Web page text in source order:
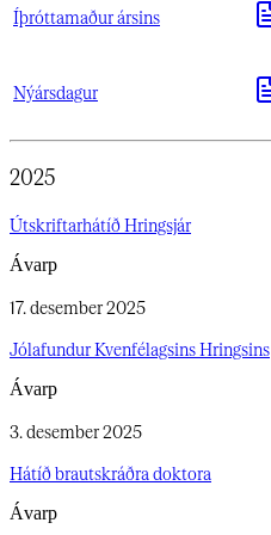
Íþróttamaður ársins​​​​‌ ‍ ​‍​‍‌‍ ‌ ​‍‌‍‍‌‌‍‌ ‌‍‍‌‌‍ ‍​‍​‍​ ‍‍​‍​‍‌ ​ ‌‍​‌‌‍ ‍‌‍‍‌‌ ‌​‌ ‍‌​‍ ‍‌‍‍‌‌‍ ​‍​‍​‍ ​​‍​‍‌‍‍​‌ ​‍‌‍‌‌‌‍‌‍​‍​‍​ ‍‍​‍​‍‌‍‍​‌ ‌​‌ ‌​‌ ​​‌ ​ ​‍ ​‍ ‌‍‌‍‌‍ ‌ ​‍‌ ​ ‌‍‌‌‌ ‌​‌‍‍‌​‍ ‌‌‍‍‌‌ ​ ‌‍ ​‌‍​‌‌‍ ‍‌‍‌​‌ ​ ​‍ ‍‌ ‌‍‌‍‌‌‌ ​‍‌‍​ ‌‍‌‌‌‍ ​​‍ ‍‌‍​‌‌ ​​‌ ​​​‍ ‌ ​ ‌ ‌​‌ ‌‌‌‍‌​‌‍‍‌‌‍ ​‍ ‌‍‍‌‌‍ ‍‌ ‌​‌‍‌‌‌‍ ‍‌ ‌​​‍ ‌‍‌‌‌‍‌​‌‍‍‌‌ ‌​​‍ ‌‍ ‌‌‍ ‌‍‌​‌‍‌‌​ ‌‌ ​​‌ ​‍‌‍‌‌‌ ​ ‌‍‌‌‌‍ ‍‌ ‌​‌‍​‌‌ ‌​‌‍‍‌‌‍ ‌‍ ‍​ ‍ ‌‍‍‌‌‍‌​​ ‌​ ‌‌‌‍‌​​ ‌ ‌‍​‌‌‍‌‌‌‍‌‍​ ‍​‌‍‌‍​‍ ‌‌‍​‌‌‍​‍​ ‌ ‌‍​ ​‍ ‌​ ‌​​ ‌‍​ ‍‌‌‍​ ​‍ ‌​ ‍​​ ‌​​ ‌​‌‍​ ​‍ ‌​ ​‌​ ‍‌‌‍‌‌‌‍‌​‌‍‌​‌‍‌‌‌‍​‍​ ‌ ​ ​‌​ ‌‌‌‍‌‍​ ​‌​ ‍ ‌ ‌​‌ ‍‌‌ ​​‌‍‌‌​ ‌‌ ​ ‌ ​​‌‍‌‌‌‍‌‌‌‍​ ‌‍‍​​ ‍ ‌ ​​‌‍​‌‌ ‌​‌‍‍​​ ‌‌ ‌​‌‍‍‌‌ ‌​‌‍ ​‌‍‌‌​ ‌‍​‍‌‍​‌‌ ​ ‌‍‌‌‌‌‌‌‌ ​‍‌‍ ​​ ‌‌‍‍​‌ ‌​‌ ‌​‌ ​​‌ ​ ​‍‌‌​ ​‍‌​‌‍​‍‌‌​ ​‍‌​‌‍‌‍‌‍‌‍ ‌ ​‍‌ ​ ‌‍‌‌‌ ‌​‌‍‍‌​‍ ‌‌‍‍‌‌ ​ ‌‍ ​‌‍​‌‌‍ ‍‌‍‌​‌ ​ ​‍ ‍‌ ‌‍‌‍‌‌‌ ​‍‌‍​ ‌‍‌‌‌‍ ​​‍ ‍‌‍​‌‌ ​​‌ ​​​‍‌‌​ ​‍‌​‌‍‌ ​ ‌ ‌​‌ ‌‌‌‍‌​‌‍‍‌‌‍ ​‍‌‍‌‍‍‌‌‍‌​​ ‌​ ‌‌‌‍‌​​ ‌ ‌‍​‌‌‍‌‌‌‍‌‍​ ‍​‌‍‌‍​‍ ‌‌‍​‌‌‍​‍​ ‌ ‌‍​ ​‍ ‌​ ‌​​ ‌‍​ ‍‌‌‍​ ​‍ ‌​ ‍​​ ‌​​ ‌​‌‍​ ​‍ ‌​ ​‌​ ‍‌‌‍‌‌‌‍‌​‌‍‌​‌‍‌‌‌‍​‍​ ‌ ​ ​‌​ ‌‌‌‍‌‍​ ​‌​‍‌‍‌ ‌​‌ ‍‌‌ ​​‌‍‌‌​ ‌‌ ​ ‌ ​​‌‍‌‌‌‍‌‌‌‍​ ‌‍‍​​‍‌‍‌ ​​‌‍​‌‌ ‌​‌‍‍​​ ‌‌ ‌​‌‍‍‌‌ ‌​‌‍ ​‌‍‌‌​‍‌‍‌ ​​‌‍‌‌‌ ​‍‌ ​ ‌ ​​‌‍‌‌‌‍​ ‌ ‌​‌‍‍‌‌ ‌‍‌‍‌‌​ ‌‌ ​​‌ ‌‌‌‍​‍‌‍ ​‌‍‍‌‌ ​ ‌‍‍​‌‍‌‌‌‍‌​​‍​‍‌ ‌
Nýársdagur​​​​‌ ‍ ​‍​‍‌‍ ‌ ​‍‌‍‍‌‌‍‌ ‌‍‍‌‌‍ ‍​‍​‍​ ‍‍​‍​‍‌ ​ ‌‍​‌‌‍ ‍‌‍‍‌‌ ‌​‌ ‍‌​‍ ‍‌‍‍‌‌‍ ​‍​‍​‍ ​​‍​‍‌‍‍​‌ ​‍‌‍‌‌‌‍‌‍​‍​‍​ ‍‍​‍​‍‌‍‍​‌ ‌​‌ ‌​‌ ​​‌ ​ ​‍ ​‍ ‌‍‌‍‌‍ ‌ ​‍‌ ​ ‌‍‌‌‌ ‌​‌‍‍‌​‍ ‌‌‍‍‌‌ ​ ‌‍ ​‌‍​‌‌‍ ‍‌‍‌​‌ ​ ​‍ ‍‌ ‌‍‌‍‌‌‌ ​‍‌‍​ ‌‍‌‌‌‍ ​​‍ ‍‌‍​‌‌ ​​‌ ​​​‍ ‌ ​ ‌ ‌​‌ ‌‌‌‍‌​‌‍‍‌‌‍ ​‍ ‌‍‍‌‌‍ ‍‌ ‌​‌‍‌‌‌‍ ‍‌ ‌​​‍ ‌‍‌‌‌‍‌​‌‍‍‌‌ ‌​​‍ ‌‍ ‌‌‍ ‌‍‌​‌‍‌‌​ ‌‌ ​​‌ ​‍‌‍‌‌‌ ​ ‌‍‌‌‌‍ ‍‌ ‌​‌‍​‌‌ ‌​‌‍‍‌‌‍ ‌‍ ‍​ ‍ ‌‍‍‌‌‍‌​​ ‌‌‍‌‍​ ​​​ ‍‌‌‍​ ​ ‌ ​ ‌ ​ ‌‍​ ‌ ​‍ ‌‌‍​‍​ ​‌​ ‌‍​ ​‍​‍ ‌​ ‌​​ ​‍‌‍​‌​ ‌ ​‍ ‌‌‍​‌​ ‍​​ ​‍‌‍‌‍​‍ ‌​ ‍‌‌‍​‍​ ​‍​ ‍​​ ‌‍​ ‍‌‌‍‌‍‌‍‌​​ ‍​‌‍‌‍​ ‌ ​ ​​​ ‍ ‌ ‌​‌ ‍‌‌ ​​‌‍‌‌​ ‌‌ ​ ‌ ​​‌‍‌‌‌‍‌‌‌‍​ ‌‍‍​​ ‍ ‌ ​​‌‍​‌‌ ‌​‌‍‍​​ ‌‌ ‌​‌‍‍‌‌ ‌​‌‍ ​‌‍‌‌​ ‌‍​‍‌‍​‌‌ ​ ‌‍‌‌‌‌‌‌‌ ​‍‌‍ ​​ ‌‌‍‍​‌ ‌​‌ ‌​‌ ​​‌ ​ ​‍‌‌​ ​‍‌​‌‍​‍‌‌​ ​‍‌​‌‍‌‍‌‍‌‍ ‌ ​‍‌ ​ ‌‍‌‌‌ ‌​‌‍‍‌​‍ ‌‌‍‍‌‌ ​ ‌‍ ​‌‍​‌‌‍ ‍‌‍‌​‌ ​ ​‍ ‍‌ ‌‍‌‍‌‌‌ ​‍‌‍​ ‌‍‌‌‌‍ ​​‍ ‍‌‍​‌‌ ​​‌ ​​​‍‌‌​ ​‍‌​‌‍‌ ​ ‌ ‌​‌ ‌‌‌‍‌​‌‍‍‌‌‍ ​‍‌‍‌‍‍‌‌‍‌​​ ‌‌‍‌‍​ ​​​ ‍‌‌‍​ ​ ‌ ​ ‌ ​ ‌‍​ ‌ ​‍ ‌‌‍​‍​ ​‌​ ‌‍​ ​‍​‍ ‌​ ‌​​ ​‍‌‍​‌​ ‌ ​‍ ‌‌‍​‌​ ‍​​ ​‍‌‍‌‍​‍ ‌​ ‍‌‌‍​‍​ ​‍​ ‍​​ ‌‍​ ‍‌‌‍‌‍‌‍‌​​ ‍​‌‍‌‍​ ‌ ​ ​​​‍‌‍‌ ‌​‌ ‍‌‌ ​​‌‍‌‌​ ‌‌ ​ ‌ ​​‌‍‌‌‌‍‌‌‌‍​ ‌‍‍​​‍‌‍‌ ​​‌‍​‌‌ ‌​‌‍‍​​ ‌‌ ‌​‌‍‍‌‌ ‌​‌‍ ​‌‍‌‌​‍‌‍‌ ​​‌‍‌‌‌ ​‍‌ ​ ‌ ​​‌‍‌‌‌‍​ ‌ ‌​‌‍‍‌‌ ‌‍‌‍‌‌​ ‌‌ ​​‌ ‌‌‌‍​‍‌‍ ​‌‍‍‌‌ ​ ‌‍‍​‌‍‌‌‌‍‌​​‍​‍‌ ‌
2025
Útskriftarhátíð Hringsjár​​​​‌ ‍ ​‍​‍‌‍ ‌ ​‍‌‍‍‌‌‍‌ ‌‍‍‌‌‍ ‍​‍​‍​ ‍‍​‍​‍‌ ​ ‌‍​‌‌‍ ‍‌‍‍‌‌ ‌​‌ ‍‌​‍ ‍‌‍‍‌‌‍ ​‍​‍​‍ ​​‍​‍‌‍‍​‌ ​‍‌‍‌‌‌‍‌‍​‍​‍​ ‍‍​‍​‍‌‍‍​‌ ‌​‌ ‌​‌ ​​‌ ​ ​‍ ​‍ ‌‍‌‍‌‍ ‌ ​‍‌ ​ ‌‍‌‌‌ ‌​‌‍‍‌​‍ ‌‌‍‍‌‌ ​ ‌‍ ​‌‍​‌‌‍ ‍‌‍‌​‌ ​ ​‍ ‍‌ ‌‍‌‍‌‌‌ ​‍‌‍​ ‌‍‌‌‌‍ ​​‍ ‍‌‍​‌‌ ​​‌ ​​​‍ ‌ ​ ‌ ‌​‌ ‌‌‌‍‌​‌‍‍‌‌‍ ​‍ ‌‍‍‌‌‍ ‍‌ ‌​‌‍‌‌‌‍ ‍‌ ‌​​‍ ‌‍‌‌‌‍‌​‌‍‍‌‌ ‌​​‍ ‌‍ ‌‌‍ ‌‍‌​‌‍‌‌​ ‌‌ ​​‌ ​‍‌‍‌‌‌ ​ ‌‍‌‌‌‍ ‍‌ ‌​‌‍​‌‌ ‌​‌‍‍‌‌‍ ‌‍ ‍​ ‍ ‌‍‍‌‌‍‌​​ ‌​ ​‍‌‍‌​‌‍‌‌​ ​‌​ ​​‌‍‌‍​ ​‌‌‍‌‌​‍ ‌‌‍‌​​ ‍​​ ‌ ​ ​‌​‍ ‌​ ‌​‌‍​ ​ ‌ ‌‍‌‍​‍ ‌​ ‍​‌‍​‍‌‍‌‍‌‍​ ​‍ ‌‌‍‌‌​ ‌​​ ‌‍​ ‌ ​ ‌​​ ‌‌‌‍‌‍​ ‌‍‌‍‌‌‌‍​‍​ ‍​​ ‌​​ ‍ ‌ ‌​‌ ‍‌‌ ​​‌‍‌‌​ ‌‌ ​ ‌ ​​‌‍‌‌‌‍‌‌‌‍​ ‌‍‍​​ ‍ ‌ ​​‌‍​‌‌ ‌​‌‍‍​​ ‌‌ ‌​‌‍‍‌‌ ‌​‌‍ ​‌‍‌‌​ ‌‍​‍‌‍​‌‌ ​ ‌‍‌‌‌‌‌‌‌ ​‍‌‍ ​​ ‌‌‍‍​‌ ‌​‌ ‌​‌ ​​‌ ​ ​‍‌‌​ ​‍‌​‌‍​‍‌‌​ ​‍‌​‌‍‌‍‌‍‌‍ ‌ ​‍‌ ​ ‌‍‌‌‌ ‌​‌‍‍‌​‍ ‌‌‍‍‌‌ ​ ‌‍ ​‌‍​‌‌‍ ‍‌‍‌​‌ ​ ​‍ ‍‌ ‌‍‌‍‌‌‌ ​‍‌‍​ ‌‍‌‌‌‍ ​​‍ ‍‌‍​‌‌ ​​‌ ​​​‍‌‌​ ​‍‌​‌‍‌ ​ ‌ ‌​‌ ‌‌‌‍‌​‌‍‍‌‌‍ ​‍‌‍‌‍‍‌‌‍‌​​ ‌​ ​‍‌‍‌​‌‍‌‌​ ​‌​ ​​‌‍‌‍​ ​‌‌‍‌‌​‍ ‌‌‍‌​​ ‍​​ ‌ ​ ​‌​‍ ‌​ ‌​‌‍​ ​ ‌ ‌‍‌‍​‍ ‌​ ‍​‌‍​‍‌‍‌‍‌‍​ ​‍ ‌‌‍‌‌​ ‌​​ ‌‍​ ‌ ​ ‌​​ ‌‌‌‍‌‍​ ‌‍‌‍‌‌‌‍​‍​ ‍​​ ‌​​‍‌‍‌ ‌​‌ ‍‌‌ ​​‌‍‌‌​ ‌‌ ​ ‌ ​​‌‍‌‌‌‍‌‌‌‍​ ‌‍‍​​‍‌‍‌ ​​‌‍​‌‌ ‌​‌‍‍​​ ‌‌ ‌​‌‍‍‌‌ ‌​‌‍ ​‌‍‌‌​‍‌‍‌ ​​‌‍‌‌‌ ​‍‌ ​ ‌ ​​‌‍‌‌‌‍​ ‌ ‌​‌‍‍‌‌ ‌‍‌‍‌‌​ ‌‌ ​​‌ ‌‌‌‍​‍‌‍ ​‌‍‍‌‌ ​ ‌‍‍​‌‍‌‌‌‍‌​​‍​‍‌ ‌
Ávarp
17. desember 2025
Jólafundur Kvenfélagsins Hringsins​​​​‌ ‍ ​‍​‍‌‍ ‌ ​‍‌‍‍‌‌‍‌ ‌‍‍‌‌‍ ‍​‍​‍​ ‍‍​‍​‍‌ ​ ‌‍​‌‌‍ ‍‌‍‍‌‌ ‌​‌ ‍‌​‍ ‍‌‍‍‌‌‍ ​‍​‍​‍ ​​‍​‍‌‍‍​‌ ​‍‌‍‌‌‌‍‌‍​‍​‍​ ‍‍​‍​‍‌‍‍​‌ ‌​‌ ‌​‌ ​​‌ ​ ​‍ ​‍ ‌‍‌‍‌‍ ‌ ​‍‌ ​ ‌‍‌‌‌ ‌​‌‍‍‌​‍ ‌‌‍‍‌‌ ​ ‌‍ ​‌‍​‌‌‍ ‍‌‍‌​‌ ​ ​‍ ‍‌ ‌‍‌‍‌‌‌ ​‍‌‍​ ‌‍‌‌‌‍ ​​‍ ‍‌‍​‌‌ ​​‌ ​​​‍ ‌ ​ ‌ ‌​‌ ‌‌‌‍‌​‌‍‍‌‌‍ ​‍ ‌‍‍‌‌‍ ‍‌ ‌​‌‍‌‌‌‍ ‍‌ ‌​​‍ ‌‍‌‌‌‍‌​‌‍‍‌‌ ‌​​‍ ‌‍ ‌‌‍ ‌‍‌​‌‍‌‌​ ‌‌ ​​‌ ​‍‌‍‌‌‌ ​ ‌‍‌‌‌‍ ‍‌ ‌​‌‍​‌‌ ‌​‌‍‍‌‌‍ ‌‍ ‍​ ‍ ‌‍‍‌‌‍‌​​ ‌​ ​ ‌‍​‌‌‍‌‍​ ​‍‌‍​ ‌‍‌​‌‍‌‍‌‍‌‌​‍ ‌​ ​​‌‍‌​​ ​‌‌‍​‍​‍ ‌​ ‌​​ ‌‍‌‍​‍​ ‌​​‍ ‌​ ‍‌‌‍​‍‌‍‌‍‌‍​ ​‍ ‌​ ​​​ ​​‌‍​‍‌‍​‍‌‍​‍‌‍‌‌‌‍​‍​ ‌‍​ ​‍‌‍​‌​ ‌‌‌‍‌‍​ ‍ ‌ ‌​‌ ‍‌‌ ​​‌‍‌‌​ ‌‌ ​ ‌ ​​‌‍‌‌‌‍‌‌‌‍​ ‌‍‍​​ ‍ ‌ ​​‌‍​‌‌ ‌​‌‍‍​​ ‌‌ ‌​‌‍‍‌‌ ‌​‌‍ ​‌‍‌‌​ ‌‍​‍‌‍​‌‌ ​ ‌‍‌‌‌‌‌‌‌ ​‍‌‍ ​​ ‌‌‍‍​‌ ‌​‌ ‌​‌ ​​‌ ​ ​‍‌‌​ ​‍‌​‌‍​‍‌‌​ ​‍‌​‌‍‌‍‌‍‌‍ ‌ ​‍‌ ​ ‌‍‌‌‌ ‌​‌‍‍‌​‍ ‌‌‍‍‌‌ ​ ‌‍ ​‌‍​‌‌‍ ‍‌‍‌​‌ ​ ​‍ ‍‌ ‌‍‌‍‌‌‌ ​‍‌‍​ ‌‍‌‌‌‍ ​​‍ ‍‌‍​‌‌ ​​‌ ​​​‍‌‌​ ​‍‌​‌‍‌ ​ ‌ ‌​‌ ‌‌‌‍‌​‌‍‍‌‌‍ ​‍‌‍‌‍‍‌‌‍‌​​ ‌​ ​ ‌‍​‌‌‍‌‍​ ​‍‌‍​ ‌‍‌​‌‍‌‍‌‍‌‌​‍ ‌​ ​​‌‍‌​​ ​‌‌‍​‍​‍ ‌​ ‌​​ ‌‍‌‍​‍​ ‌​​‍ ‌​ ‍‌‌‍​‍‌‍‌‍‌‍​ ​‍ ‌​ ​​​ ​​‌‍​‍‌‍​‍‌‍​‍‌‍‌‌‌‍​‍​ ‌‍​ ​‍‌‍​‌​ ‌‌‌‍‌‍​‍‌‍‌ ‌​‌ ‍‌‌ ​​‌‍‌‌​ ‌‌ ​ ‌ ​​‌‍‌‌‌‍‌‌‌‍​ ‌‍‍​​‍‌‍‌ ​​‌‍​‌‌ ‌​‌‍‍​​ ‌‌ ‌​‌‍‍‌‌ ‌​‌‍ ​‌‍‌‌​‍‌‍‌ ​​‌‍‌‌‌ ​‍‌ ​ ‌ ​​‌‍‌‌‌‍​ ‌ ‌​‌‍‍‌‌ ‌‍‌‍‌‌​ ‌‌ ​​‌ ‌‌‌‍​‍‌‍ ​‌‍‍‌‌ ​ ‌‍‍​‌‍‌‌‌‍‌​​‍​‍‌ ‌
Ávarp
3. desember 2025
Hátíð brautskráðra doktora​​​​‌ ‍ ​‍​‍‌‍ ‌ ​‍‌‍‍‌‌‍‌ ‌‍‍‌‌‍ ‍​‍​‍​ ‍‍​‍​‍‌ ​ ‌‍​‌‌‍ ‍‌‍‍‌‌ ‌​‌ ‍‌​‍ ‍‌‍‍‌‌‍ ​‍​‍​‍ ​​‍​‍‌‍‍​‌ ​‍‌‍‌‌‌‍‌‍​‍​‍​ ‍‍​‍​‍‌‍‍​‌ ‌​‌ ‌​‌ ​​‌ ​ ​‍ ​‍ ‌‍‌‍‌‍ ‌ ​‍‌ ​ ‌‍‌‌‌ ‌​‌‍‍‌​‍ ‌‌‍‍‌‌ ​ ‌‍ ​‌‍​‌‌‍ ‍‌‍‌​‌ ​ ​‍ ‍‌ ‌‍‌‍‌‌‌ ​‍‌‍​ ‌‍‌‌‌‍ ​​‍ ‍‌‍​‌‌ ​​‌ ​​​‍ ‌ ​ ‌ ‌​‌ ‌‌‌‍‌​‌‍‍‌‌‍ ​‍ ‌‍‍‌‌‍ ‍‌ ‌​‌‍‌‌‌‍ ‍‌ ‌​​‍ ‌‍‌‌‌‍‌​‌‍‍‌‌ ‌​​‍ ‌‍ ‌‌‍ ‌‍‌​‌‍‌‌​ ‌‌ ​​‌ ​‍‌‍‌‌‌ ​ ‌‍‌‌‌‍ ‍‌ ‌​‌‍​‌‌ ‌​‌‍‍‌‌‍ ‌‍ ‍​ ‍ ‌‍‍‌‌‍‌​​ ‌​ ‌​‌‍‌‍​ ​​​ ​‌‌‍​‌‌‍​ ​ ‍​​ ‍​​‍ ‌‌‍‌‌‌‍​ ​ ‍‌‌‍​‍​‍ ‌​ ‌​​ ‌ ​ ‌‍​ ‍‌​‍ ‌​ ‍‌​ ​‌​ ‍​​ ‌ ​‍ ‌​ ‍‌​ ‌ ‌‍​‍​ ‌‍‌‍‌​​ ‌ ‌‍‌​​ ‍‌​ ‍‌‌‍‌​‌‍‌‌‌‍​‌​ ‍ ‌ ‌​‌ ‍‌‌ ​​‌‍‌‌​ ‌‌ ​ ‌ ​​‌‍‌‌‌‍‌‌‌‍​ ‌‍‍​​ ‍ ‌ ​​‌‍​‌‌ ‌​‌‍‍​​ ‌‌ ‌​‌‍‍‌‌ ‌​‌‍ ​‌‍‌‌​ ‌‍​‍‌‍​‌‌ ​ ‌‍‌‌‌‌‌‌‌ ​‍‌‍ ​​ ‌‌‍‍​‌ ‌​‌ ‌​‌ ​​‌ ​ ​‍‌‌​ ​‍‌​‌‍​‍‌‌​ ​‍‌​‌‍‌‍‌‍‌‍ ‌ ​‍‌ ​ ‌‍‌‌‌ ‌​‌‍‍‌​‍ ‌‌‍‍‌‌ ​ ‌‍ ​‌‍​‌‌‍ ‍‌‍‌​‌ ​ ​‍ ‍‌ ‌‍‌‍‌‌‌ ​‍‌‍​ ‌‍‌‌‌‍ ​​‍ ‍‌‍​‌‌ ​​‌ ​​​‍‌‌​ ​‍‌​‌‍‌ ​ ‌ ‌​‌ ‌‌‌‍‌​‌‍‍‌‌‍ ​‍‌‍‌‍‍‌‌‍‌​​ ‌​ ‌​‌‍‌‍​ ​​​ ​‌‌‍​‌‌‍​ ​ ‍​​ ‍​​‍ ‌‌‍‌‌‌‍​ ​ ‍‌‌‍​‍​‍ ‌​ ‌​​ ‌ ​ ‌‍​ ‍‌​‍ ‌​ ‍‌​ ​‌​ ‍​​ ‌ ​‍ ‌​ ‍‌​ ‌ ‌‍​‍​ ‌‍‌‍‌​​ ‌ ‌‍‌​​ ‍‌​ ‍‌‌‍‌​‌‍‌‌‌‍​‌​‍‌‍‌ ‌​‌ ‍‌‌ ​​‌‍‌‌​ ‌‌ ​ ‌ ​​‌‍‌‌‌‍‌‌‌‍​ ‌‍‍​​‍‌‍‌ ​​‌‍​‌‌ ‌​‌‍‍​​ ‌‌ ‌​‌‍‍‌‌ ‌​‌‍ ​‌‍‌‌​‍‌‍‌ ​​‌‍‌‌‌ ​‍‌ ​ ‌ ​​‌‍‌‌‌‍​ ‌ ‌​‌‍‍‌‌ ‌‍‌‍‌‌​ ‌‌ ​​‌ ‌‌‌‍​‍‌‍ ​‌‍‍‌‌ ​ ‌‍‍​‌‍‌‌‌‍‌​​‍​‍‌ ‌
Ávarp